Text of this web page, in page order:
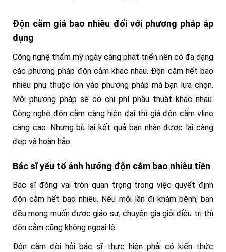
Độn cằm giá bao nhiêu đối với phương pháp áp
dụng
Công nghệ thẩm mỹ ngày càng phát triển nên có đa dạng
các phương pháp độn cằm khác nhau. Độn cằm hết bao
nhiêu phụ thuộc lớn vào phương pháp mà bạn lựa chọn.
Mỗi phương pháp sẽ có chi phí phẫu thuật khác nhau.
Công nghệ độn cằm càng hiện đại thì giá độn cằm vline
càng cao. Nhưng bù lại kết quả bạn nhận được lại càng
đẹp và hoàn hảo.
Bác sĩ yếu tố ảnh hưởng độn cằm bao nhiêu tiền
Bác sĩ đóng vai tròn quan trọng trong việc quyết định
độn cằm hết bao nhiêu. Nếu mỗi lần đi khám bệnh, bạn
đều mong muốn được giáo sư, chuyên gia giỏi điều trị thì
độn cằm cũng không ngoại lệ.
Độn cằm đòi hỏi bác sĩ thực hiện phải có kiến thức